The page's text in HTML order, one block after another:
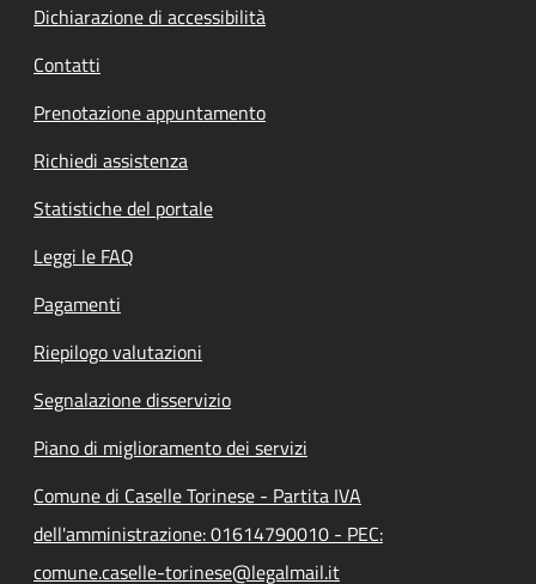
Dichiarazione di accessibilità
Contatti
Prenotazione appuntamento
Richiedi assistenza
Statistiche del portale
Leggi le FAQ
Pagamenti
Riepilogo valutazioni
Segnalazione disservizio
Piano di miglioramento dei servizi
Comune di Caselle Torinese - Partita IVA
dell'amministrazione: 01614790010 - PEC:
comune.caselle-torinese@legalmail.it